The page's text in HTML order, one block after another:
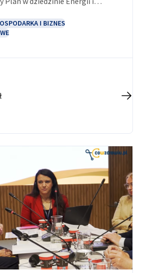
AHK Polska niemieckie
być atrakcyjnymi partnerami
i kompleksowa elektryfikacja. Do
I BIZNES